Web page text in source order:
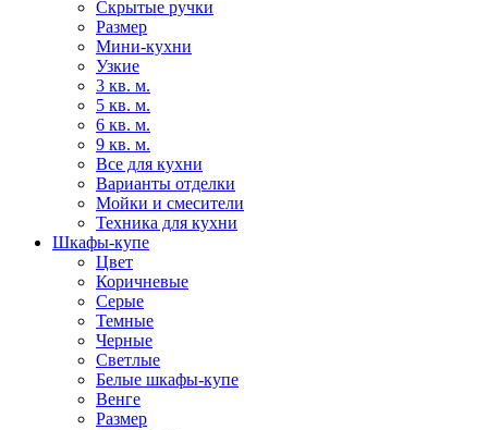
Скрытые ручки
Размер
Мини-кухни
Узкие
3 кв. м.
5 кв. м.
6 кв. м.
9 кв. м.
Все для кухни
Варианты отделки
Мойки и смесители
Техника для кухни
Шкафы-купе
Цвет
Коричневые
Серые
Темные
Черные
Светлые
Белые шкафы-купе
Венге
Размер